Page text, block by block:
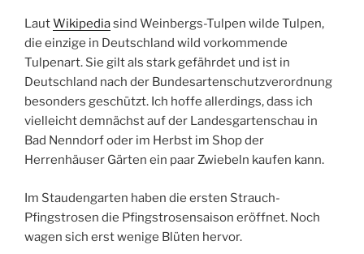
LautWikipediasind Weinbergs-Tulpen wilde Tulpen,
die einzige in Deutschland wild vorkommende
Tulpenart. Sie gilt als stark gefährdet und ist in
Deutschland nach der Bundesartenschutzverordnung
besonders geschützt. Ich hoffe allerdings, dass ich
vielleicht demnächst auf der Landesgartenschau in
Bad Nenndorf oder im Herbst im Shop der
Herrenhäuser Gärten ein paar Zwiebeln kaufen kann.
Im Staudengarten haben die ersten Strauch-
Pfingstrosen die Pfingstrosensaison eröffnet. Noch
wagen sich erst wenige Blüten hervor.